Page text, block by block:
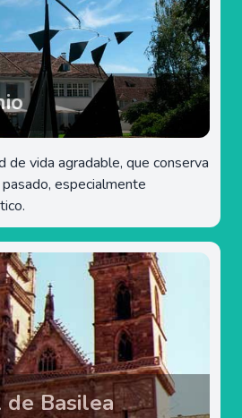
de vida agradable, que conserva
especialmente
Basilea